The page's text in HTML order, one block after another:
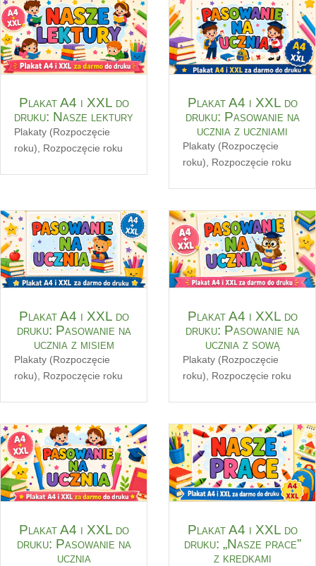
Plakat A4 i XXL do
druku: Nasze lektury
Plakaty (Rozpoczęcie
roku), Rozpoczęcie roku
Plakat A4 i XXL do
druku: Pasowanie na
ucznia z uczniami
Plakaty (Rozpoczęcie
roku), Rozpoczęcie roku
Plakat A4 i XXL do
druku: Pasowanie na
ucznia z misiem
Plakaty (Rozpoczęcie
roku)
Rozpoczęcie roku
Plakat A4 i XXL do
druku: Pasowanie na
ucznia z sową
Plakaty (Rozpoczęcie
roku)
Rozpoczęcie roku
Plakat A4 i XXL do
druku: Pasowanie na
ucznia
Plakat A4 i XXL do
druku: „Nasze prace”
z kredkami